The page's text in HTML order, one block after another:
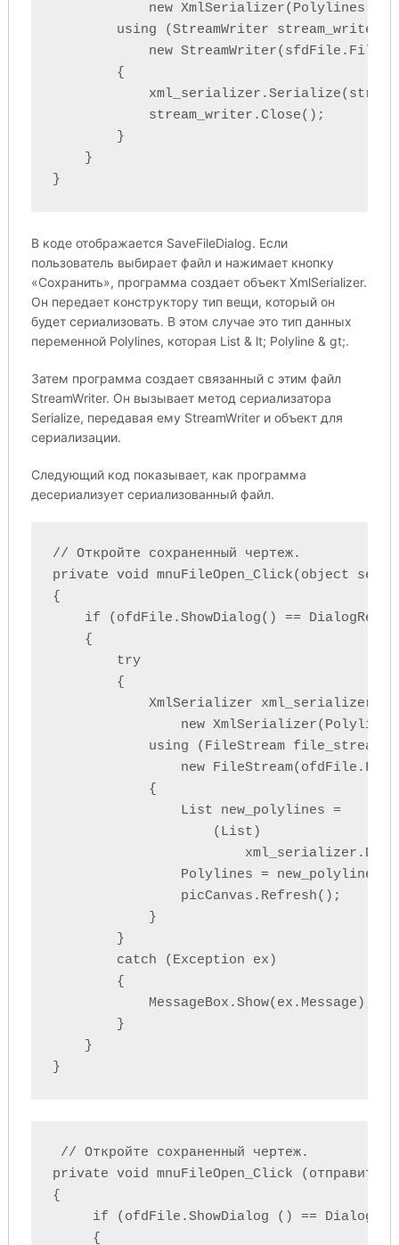
new
        using (StreamWriter stream_writer =
new
        {
            stream_writer.Close();
        }
    }
}
В коде отображается SaveFileDialog. Если
пользователь выбирает файл и нажимает кнопку
«Сохранить», программа создает объект XmlSerializer.
Он передает конструктору тип вещи, который он
будет сериализовать. В этом случае это тип данных
переменной Polylines, которая List & lt; Polyline & gt;.
Затем программа создает связанный с этим файл
StreamWriter. Он вызывает метод сериализатора
Serialize, передавая ему StreamWriter и объект для
сериализации.
Следующий код показывает, как программа
десериализует сериализованный файл.
// Откройте сохраненный чертеж.
private void mnuFileOpen_Click(object
{
if (ofdFile.ShowDialog() ==
    {
        try
        {
            XmlSerializer xml_serializer =
new
            using (FileStream file_stream =
new
            {
                List
new_polylines =
                    (List
)
                Polylines = new_polylines;
                picCanvas.Refresh();
            }
        }
        catch (Exception ex)
        {
            MessageBox.Show(ex.Message);
        }
    }
}
// Откройте сохраненный чертеж.
private void mnuFileOpen_Click
{
if (ofdFile.ShowDialog () ==
     {